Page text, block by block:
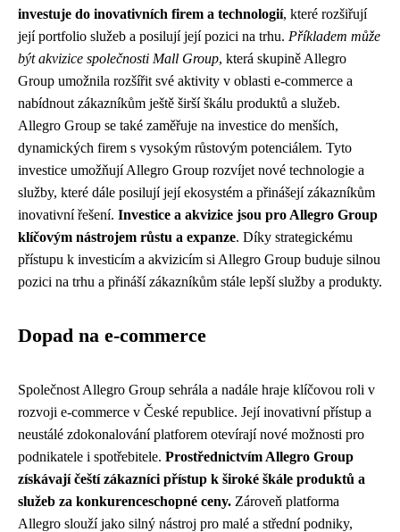
investuje do inovativních firem a technologií, které rozšiřují
její portfolio služeb a posilují její pozici na trhu. Příkladem může
být akvizice společnosti Mall Group, která skupině Allegro
Group umožnila rozšířit své aktivity v oblasti e-commerce a
nabídnout zákazníkům ještě širší škálu produktů a služeb.
Allegro Group se také zaměřuje na investice do menších,
dynamických firem s vysokým růstovým potenciálem. Tyto
investice umožňují Allegro Group rozvíjet nové technologie a
služby, které dále posilují její ekosystém a přinášejí zákazníkům
inovativní řešení. Investice a akvizice jsou pro Allegro Group
klíčovým nástrojem růstu a expanze. Díky strategickému
přístupu k investicím a akvizicím si Allegro Group buduje silnou
pozici na trhu a přináší zákazníkům stále lepší služby a produkty.
Dopad na e-commerce
Společnost Allegro Group sehrála a nadále hraje klíčovou roli v
rozvoji e-commerce v České republice. Její inovativní přístup a
neustálé zdokonalování platforem otevírají nové možnosti pro
podnikatele i spotřebitele. Prostřednictvím Allegro Group
získávají čeští zákazníci přístup k široké škále produktů a
služeb za konkurenceschopné ceny. Zároveň platforma
Allegro slouží jako silný nástroj pro malé a střední podniky,